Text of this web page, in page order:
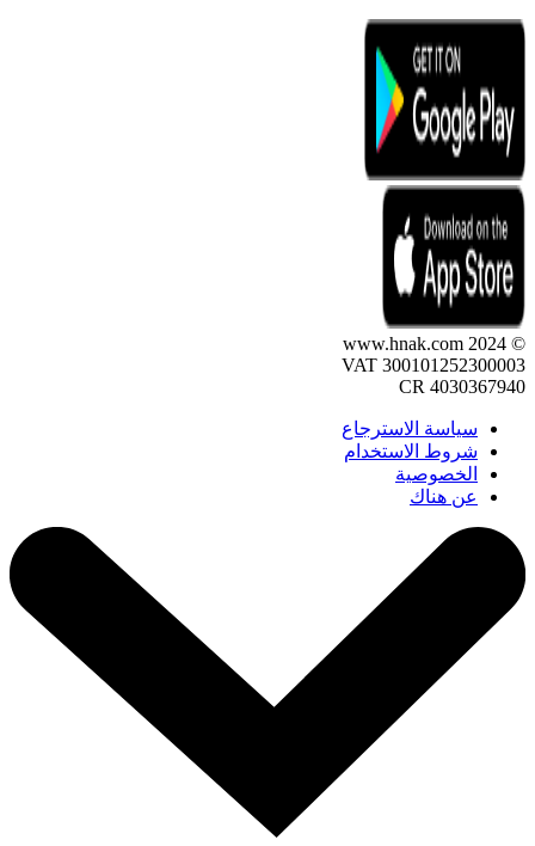
© 2024 www.hnak.com
VAT 300101252300003
CR 4030367940
سياسة الاسترجاع
شروط الاستخدام
الخصوصية
عن هناك